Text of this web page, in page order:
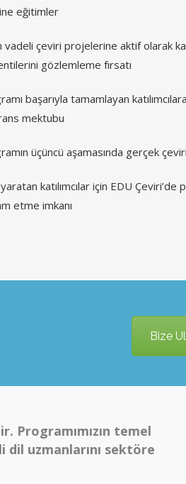
eğitimler
vadeli çeviri projelerine aktif olarak
gözlemleme fırsatı
başarıyla tamamlayan
mektubu
üçüncü aşamasında gerçek
katılımcılar için EDU
etme imkanı
Bize
Programımızın temel
uzmanlarını sektöre